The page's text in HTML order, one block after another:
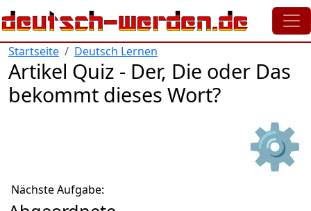
Direkt zum Inhalt
Startseite Deutsch Lernen
Artikel Quiz - Der, Die oder Das
bekommt dieses Wort?
⚙
Nächste Aufgabe: